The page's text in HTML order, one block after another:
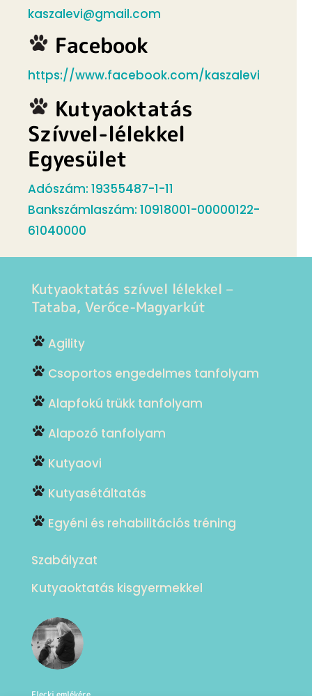
kaszalevi@gmail.com
Facebook
https://www.facebook.com/kaszalevi
Kutyaoktatás
Szívvel-lélekkel
Egyesület
Adószám: 19355487-1-11
Bankszámlaszám: 10918001-00000122-
61040000
Kutyaoktatás szívvel lélekkel –
Tataba, Verőce-Magyarkút
Agility
Csoportos engedelmes tanfolyam
Alapfokú trükk tanfolyam
Alapozó tanfolyam
Kutyaovi
Kutyasétáltatás
Egyéni és rehabilitációs tréning
Szabályzat
Kutyaoktatás kisgyermekkel